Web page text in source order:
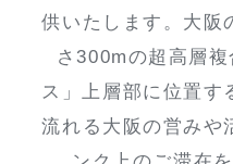
供いたします。大阪
さ300mの超高層
ス」上層部に位置す
流れる大阪の営みや